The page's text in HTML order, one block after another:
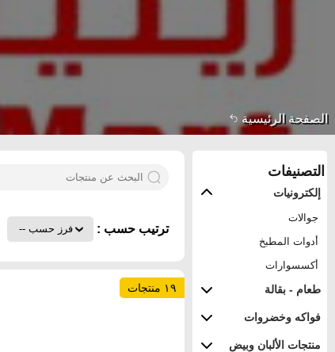
الصفحة الرئيسية
التصنيفات
إلكترونيات
جوالات
أدوات المطبخ
أكسسوارات
طعام - بقالة
فواكه وخضروات
منتجات الألبان وبيض
ترتيب حسب :
١٩ منتجات